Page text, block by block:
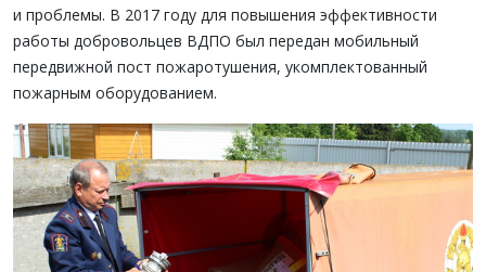
и проблемы. В 2017 году для повышения эффективности
работы добровольцев ВДПО был передан мобильный
передвижной пост пожаротушения, укомплектованный
пожарным оборудованием.